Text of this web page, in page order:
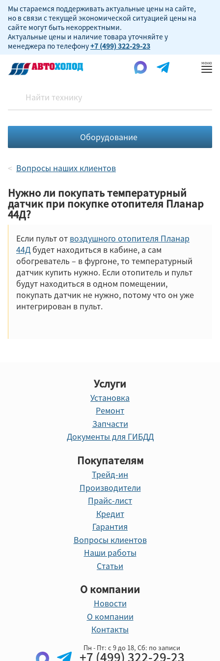
Мы стараемся поддерживать актуальные цены на сайте,
но в связи с текущей экономической ситуацией цены на
сайте могут быть некорректными.
Актуальные цены и наличие товара уточняйте у
менеджера по телефону+7 (499) 322-29-23
Оборудование
Вопросы наших клиентов
Нужно ли покупать температурный
датчик при покупке отопителя Планар
44Д?
Если пульт от воздушного отопителя Планар
44Д будет находиться в кабине, а сам
обогреватель – в фургоне, то температурный
датчик купить нужно. Если отопитель и пульт
будут находиться в одном помещении,
покупать датчик не нужно, потому что он уже
интегрирован в пульт.
Услуги
Установка
Ремонт
Запчасти
Документы для ГИБДД
Покупателям
Трейд-ин
Производители
Прайс-лист
Кредит
Гарантия
Вопросы клиентов
Наши работы
Статьи
О компании
Новости
О компании
Контакты
Пн - Пт: с 9 до 18, Cб: по записи
+7 (499) 322-29-23